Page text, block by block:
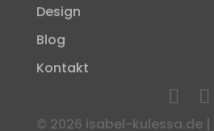
Design
Blog
Kontakt
© 2026 isabel-kulessa.de |